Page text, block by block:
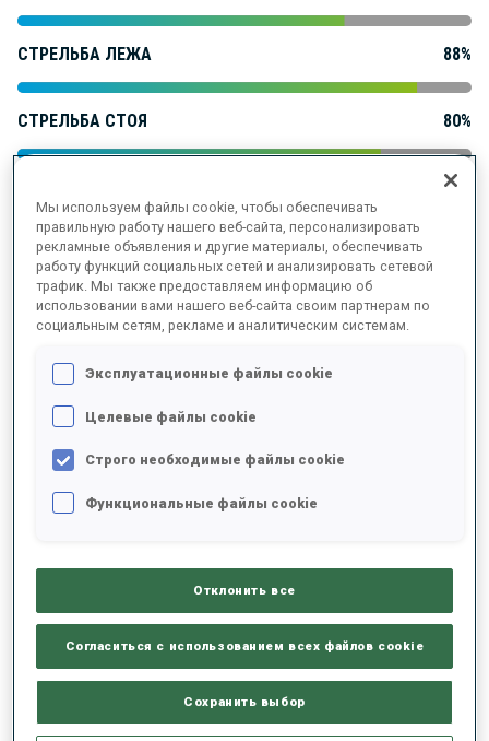
СТРЕЛЬБА ЛЕЖА 88%
СТРЕЛЬБА СТОЯ 80%
РЕЗУЛЬТАТЫ - ТЕНДЕНЦИЯ
100% +0s/km
ЛЫЖНЫЙ ХОД - ОТСТАВАНИЕ ОТ ЛИДЕРА
Мы используем файлы cookie, чтобы обеспечивать
правильную работу нашего веб-сайта, персонализировать
рекламные объявления и другие материалы, обеспечивать
работу функций социальных сетей и анализировать сетевой
трафик. Мы также предоставляем информацию об
использовании вами нашего веб-сайта своим партнерам по
социальным сетям, рекламе и аналитическим системам.
Эксплуатационные файлы cookie
Целевые файлы cookie
Строго необходимые файлы cookie
Функциональные файлы cookie
Отклонить все
Согласиться с использованием всех файлов cookie
Сохранить выбор